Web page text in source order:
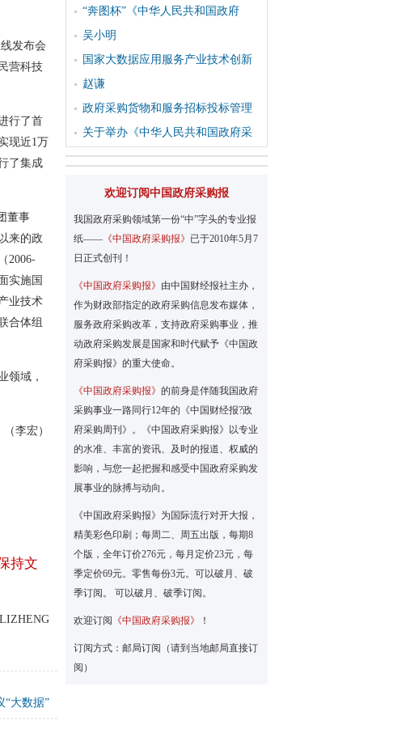
发布会
营科技
行了首
现近1万
了集成
董事
来的政
2006-
实施国
业技术
合体组
领域，
（李宏）
持文
“大数据”
“奔图杯”《中华人民共和国政府
吴小明
国家大数据应用服务产业技术创新
赵谦
政府采购货物和服务招标投标管理
关于举办《中华人民共和国政府采
欢迎订阅中国政府采购报
我国政府采购领域第一份“中”字头的专业报
纸—— 《中国政府采购报》 已于2010年5月7
日正式创刊！
《中国政府采购报》 由中国财经报社主办，
作为财政部指定的政府采购信息发布媒体，
服务政府采购改革，支持政府采购事业，推
动政府采购发展是国家和时代赋予《中国政
府采购报》的重大使命。
《中国政府采购报》 的前身是伴随我国政府
采购事业一路同行12年的《中国财经报?政
府采购周刊》。《中国政府采购报》以专业
的水准、丰富的资讯、及时的报道、权威的
影响，与您一起把握和感受中国政府采购发
展事业的脉搏与动向。
《中国政府采购报》为国际流行对开大报，
精美彩色印刷；每周二、周五出版，每期8
个版，全年订价276元，每月定价23元，每
季定价69元。零售每份3元。可以破月、破
季订阅。 可以破月、破季订阅。
欢迎订阅 《中国政府采购报》 ！
订阅方式：邮局订阅（请到当地邮局直接订
阅）